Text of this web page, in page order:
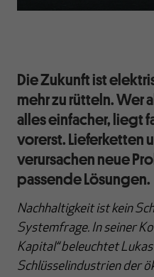
Die Zukunft ist
mehr zu rütteln. Wer
alles einfacher, liegt
vorerst. Lieferketten
verursachen neue
passende Lösungen.
Nachhaltigkeit ist kein
Systemfrage. In seiner
Kapital“ beleuchtet
Schlüsselindustrien der